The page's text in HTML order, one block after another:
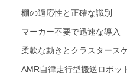
棚の適応性と正確な識別
マーカー不要で迅速な導入
柔軟な動きとクラスタース
AMR自律走行型搬送ロボッ